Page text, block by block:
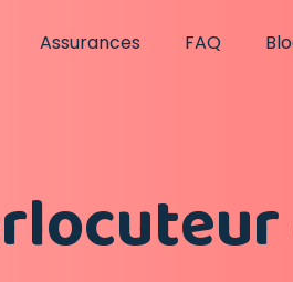
Assurances FAQ